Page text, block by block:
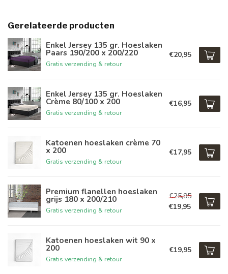
Gerelateerde producten
Enkel Jersey 135 gr. Hoeslaken
Paars 190/200 x 200/220
Gratis verzending & retour
€20,95
Enkel Jersey 135 gr. Hoeslaken
Crème 80/100 x 200
Gratis verzending & retour
€16,95
Katoenen hoeslaken crème 70
x 200
Gratis verzending & retour
€17,95
Premium flanellen hoeslaken
grijs 180 x 200/210
Gratis verzending & retour
€25,95
€19,95
Katoenen hoeslaken wit 90 x
200
Gratis verzending & retour
€19,95